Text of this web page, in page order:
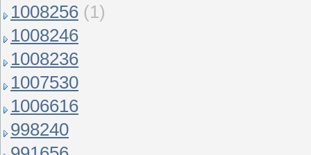
1008256 (1)
1008246
1008236
1007530
1006616
998240